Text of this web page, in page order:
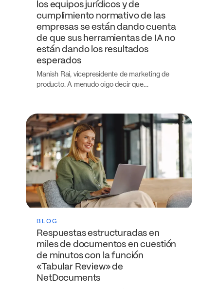
los equipos jurídicos y de
cumplimiento normativo de las
empresas se están dando cuenta
de que sus herramientas de IA no
están dando los resultados
esperados
Manish Rai, vicepresidente de marketing de
producto. A menudo oigo decir que…
BLOG
Respuestas estructuradas en
miles de documentos en cuestión
de minutos con la función
«Tabular Review» de
NetDocuments